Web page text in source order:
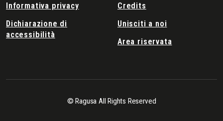
Informativa privacy
Dichiarazione di
accessibilità
Credits
Unisciti a noi
Area riservata
© Ragusa All Rights Reserved